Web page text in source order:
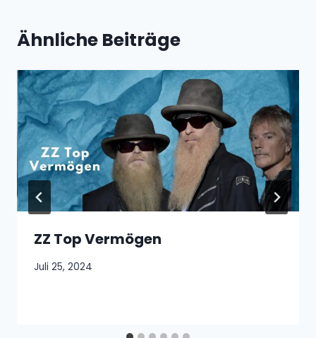
Ähnliche Beiträge
ZZ Top Vermögen
Juli 25, 2024